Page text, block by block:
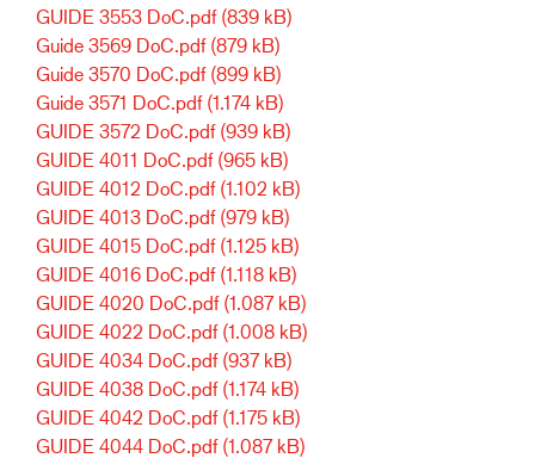
GUIDE 3553 DoC.pdf (839 kB)
Guide 3569 DoC.pdf (879 kB)
Guide 3570 DoC.pdf (899 kB)
Guide 3571 DoC.pdf (1.174 kB)
GUIDE 3572 DoC.pdf (939 kB)
GUIDE 4011 DoC.pdf (965 kB)
GUIDE 4012 DoC.pdf (1.102 kB)
GUIDE 4013 DoC.pdf (979 kB)
GUIDE 4015 DoC.pdf (1.125 kB)
GUIDE 4016 DoC.pdf (1.118 kB)
GUIDE 4020 DoC.pdf (1.087 kB)
GUIDE 4022 DoC.pdf (1.008 kB)
GUIDE 4034 DoC.pdf (937 kB)
GUIDE 4038 DoC.pdf (1.174 kB)
GUIDE 4042 DoC.pdf (1.175 kB)
GUIDE 4044 DoC.pdf (1.087 kB)